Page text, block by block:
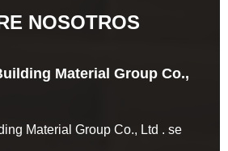
NOSOTROS
Material Group Co.,
Material Group Co., Ltd . se